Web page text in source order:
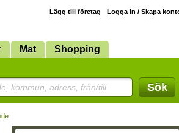
Lägg till företag Logga in / Skapa
Mat Shopping
kommun, adress, från/till Sök